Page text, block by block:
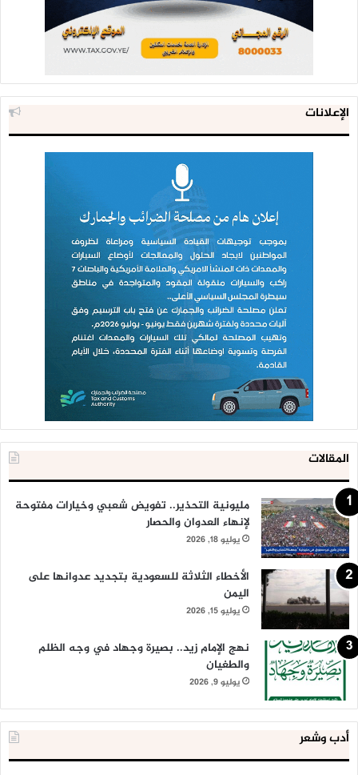
الإعلانات
المقالات
مليونية التحذير.. تفويض شعبي وخيارات مفتوحة
لإنهاء العدوان والحصار
يوليو 18, 2026
الأخطاء الثلاثة للسعودية بتجديد عدوانها على
اليمن
يوليو 15, 2026
نهج الإمام زيد.. بصيرة وجهاد في وجه الظلم
والطغيان
يوليو 9, 2026
أدب وشعر